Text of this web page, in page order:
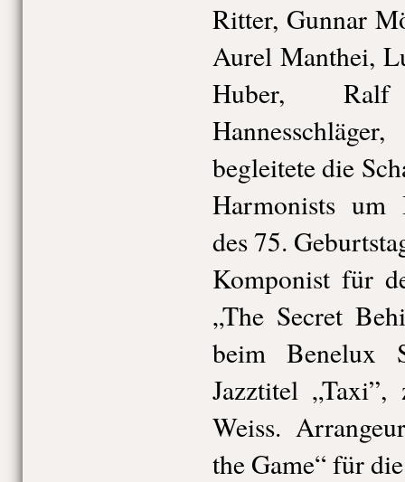
Ritter, Gunnar
Aurel Manthei,
Huber,
begleitete die
Harmonists um
des 75.
Komponist für
„The Secret
beim Benelux
Jazztitel
Weiss.
the Game“ für